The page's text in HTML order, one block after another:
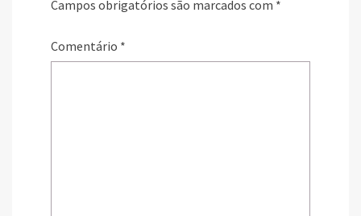
Campos obrigatórios são marcados com *
Comentário *